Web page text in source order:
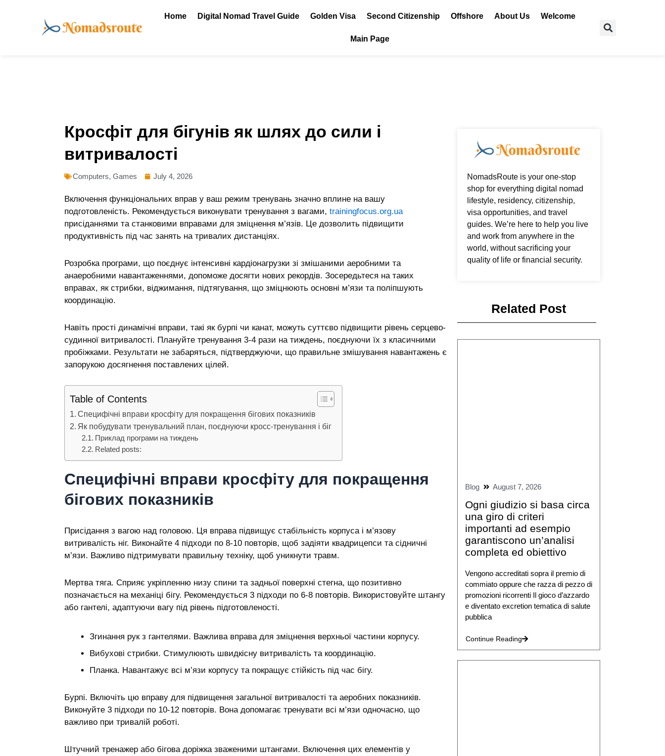
Home Digital Nomad Travel Guide Golden Visa Second Citizenship Offshore About Us Welcome
Main Page
Search
Кросфіт для бігунів як шлях до сили і
витривалості
Computers, Games July 4, 2026
Включення функціональних вправ у ваш режим тренувань значно вплине на вашу
подготовленість. Рекомендується виконувати тренування з вагами, trainingfocus.org.ua
присіданнями та станковими вправами для зміцнення м’язів. Це дозволить підвищити
продуктивність під час занять на тривалих дистанціях.
Розробка програми, що поєднує інтенсивні кардіонагрузки зі змішаними аеробними та
анаеробними навантаженнями, допоможе досягти нових рекордів. Зосередьтеся на таких
вправах, як стрибки, віджимання, підтягування, що зміцнюють основні м’язи та поліпшують
координацію.
Навіть прості динамічні вправи, такі як бурпі чи канат, можуть суттєво підвищити рівень серцево-
судинної витривалості. Плануйте тренування 3-4 рази на тиждень, поєднуючи їх з класичними
пробіжками. Результати не забаряться, підтверджуючи, що правильне змішування навантажень є
запорукою досягнення поставлених цілей.
Table of Contents
Специфічні вправи кросфіту для покращення бігових показників
Як побудувати тренувальний план, поєднуючи кросс-тренування і біг
Приклад програми на тиждень
Related posts:
Специфічні вправи кросфіту для покращення
бігових показників
Присідання з вагою над головою. Ця вправа підвищує стабільність корпуса і м’язову
витривалість ніг. Виконайте 4 підходи по 8-10 повторів, щоб задіяти квадрицепси та сідничні
м’язи. Важливо підтримувати правильну техніку, щоб уникнути травм.
Мертва тяга. Сприяє укріпленню низу спини та задньої поверхні стегна, що позитивно
позначається на механіці бігу. Рекомендується 3 підходи по 6-8 повторів. Використовуйте штангу
або гантелі, адаптуючи вагу під рівень підготовленості.
Згинання рук з гантелями. Важлива вправа для зміцнення верхньої частини корпусу.
Вибухові стрибки. Стимулюють швидкісну витривалість та координацію.
Планка. Навантажує всі м’язи корпусу та покращує стійкість під час бігу.
Бурпі. Включіть цю вправу для підвищення загальної витривалості та аеробних показників.
Виконуйте 3 підходи по 10-12 повторів. Вона допомагає тренувати всі м’язи одночасно, що
важливо при тривалій роботі.
Штучний тренажер або бігова доріжка зваженими штангами. Включення цих елементів у
NomadsRoute is your one-stop
shop for everything digital nomad
lifestyle, residency, citizenship,
visa opportunities, and travel
guides. We’re here to help you live
and work from anywhere in the
world, without sacrificing your
quality of life or financial security.
Related Post
Blog August 7, 2026
Ogni giudizio si basa circa
una giro di criteri
importanti ad esempio
garantiscono un’analisi
completa ed obiettivo
Vengono accreditati sopra il premio di
commiato oppure che razza di pezzo di
promozioni ricorrenti Il gioco d’azzardo
e diventato excretion tematica di salute
pubblica
Continue Reading